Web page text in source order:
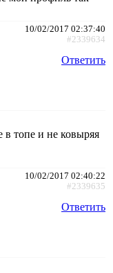
10/02/2017 02:37:40
#2339634
Ответить
в топе и не ковыряя
10/02/2017 02:40:22
#2339635
Ответить